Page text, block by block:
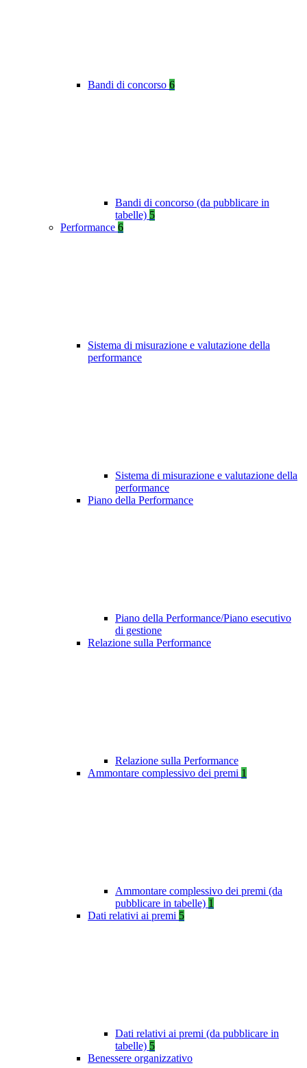
Bandi di concorso 6
Bandi di concorso (da pubblicare in
tabelle) 5
Performance 6
Sistema di misurazione e valutazione della
performance
Sistema di misurazione e valutazione della
performance
Piano della Performance
Piano della Performance/Piano esecutivo
di gestione
Relazione sulla Performance
Relazione sulla Performance
Ammontare complessivo dei premi 1
Ammontare complessivo dei premi (da
pubblicare in tabelle) 1
Dati relativi ai premi 5
Dati relativi ai premi (da pubblicare in
tabelle) 5
Benessere organizzativo